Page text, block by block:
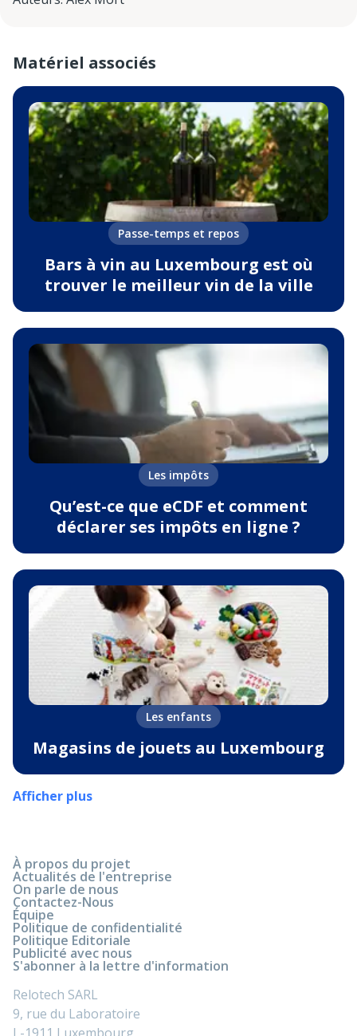
Matériel associés
Passe-temps et repos
Bars à vin au Luxembourg est où
trouver le meilleur vin de la ville
Les impôts
Qu’est-ce que eCDF et comment
déclarer ses impôts en ligne ?
Les enfants
Magasins de jouets au Luxembourg
Afficher plus
À propos du projet
Actualités de l'entreprise
On parle de nous
Contactez-Nous
Équipe
Politique de confidentialité
Politique Editoriale
Publicité avec nous
S'abonner à la lettre d'information
Relotech SARL
9, rue du Laboratoire